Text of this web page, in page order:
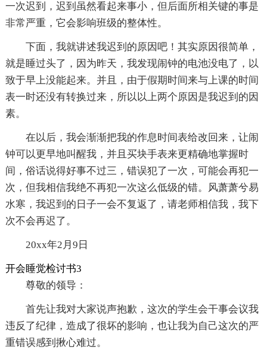
一次迟到，迟到虽然看起来事小，但后面所相关键的事是
非常严重，它会影响班级的整体性。
下面，我就讲述我迟到的原因吧！其实原因很简单，
就是睡过头了，因为昨天，我发现闹钟的电池没电了，以
致于早上没能起来。并且，由于假期时间来与上课的时间
表一时还没有转换过来，所以以上两个原因是我迟到的因
素。
在以后，我会渐渐把我的作息时间表给改回来，让闹
钟可以更早地叫醒我，并且买块手表来更精确地掌握时
间，俗话说得好事不过三，错误犯了一次，可能会再犯一
次，但我相信我绝不再犯一次这么低级的错。风萧萧兮易
水寒，我迟到的日子一会不复返了，请老师相信我，我下
次不会再迟了。
20xx年2月9日
开会睡觉检讨书3
尊敬的领导：
首先让我对大家说声抱歉，这次的学生会干事会议我
违反了纪律，造成了很坏的影响，也让我为自己这次的严
重错误感到揪心难过。